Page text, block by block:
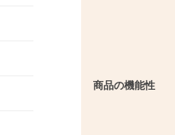
商品の機能性